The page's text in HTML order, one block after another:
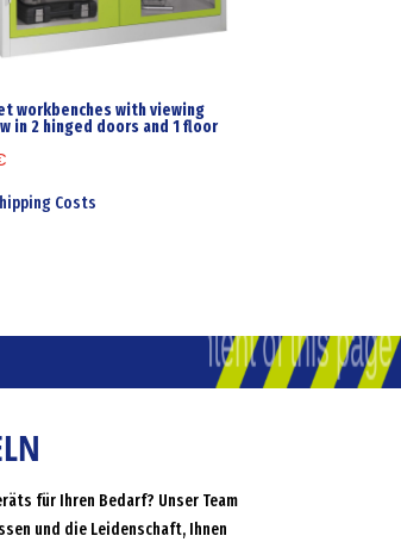
workbenches with viewing
in 2 hinged doors and 1 floor
Costs
für Ihren Bedarf? Unser Team
und die Leidenschaft, Ihnen